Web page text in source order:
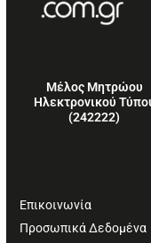
Μέλος Μητρώου
Ηλεκτρονικού
(242222)
Επικοινωνία
Προσωπικά Δεδομένα